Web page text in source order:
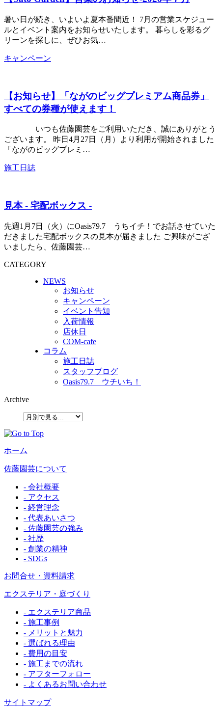
暑い日が続き、いよいよ夏本番間近！ 7月の営業スケジュー
ルとイベント案内をお知らせいたします。 暮らしを彩るグ
リーンを探しに、ぜひお気…
キャンペーン
【お知らせ】「ながのビッグプレミアム商品券」
すべての券種が使えます！
いつも佐藤園芸をご利用いただき、誠にありがとう
ございます。 昨日4月27日（月）より利用が開始されました
「ながのビッグプレミ…
施工日誌
見本 - 宅配ボックス -
先週1月7日（火）にOasis79.7 うちイチ！でお話させていた
だきました宅配ボックスの見本が届きました ご興味がござ
いましたら、佐藤園芸…
CATEGORY
NEWS
お知らせ
キャンペーン
イベント告知
入荷情報
店休日
COM-cafe
コラム
施工日誌
スタッフブログ
Oasis79.7 ウチいち！
Archive
ホーム
佐藤園芸について
- 会社概要
- アクセス
- 経営理念
- 代表あいさつ
- 佐藤園芸の強み
- 社歴
- 創業の精神
- SDGs
お問合せ・資料請求
エクステリア・庭づくり
- エクステリア商品
- 施工事例
- メリットと魅力
- 選ばれる理由
- 費用の目安
- 施工までの流れ
- アフターフォロー
- よくあるお問い合わせ
サイトマップ